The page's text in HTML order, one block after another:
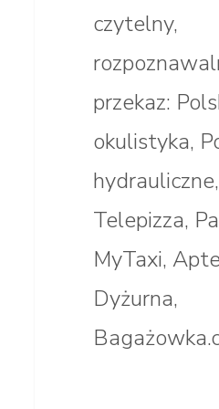
czytelny,
przekaz:
okulistyka,
hydrauliczne,
Telepizza,
MyTaxi,
Dyżurna,